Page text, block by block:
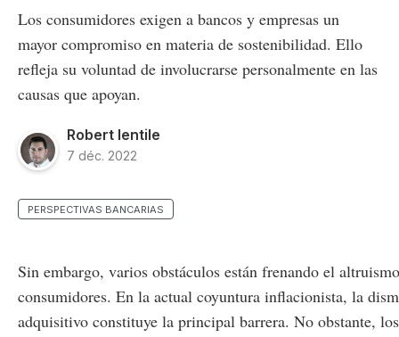
Los consumidores exigen a bancos y empresas un
mayor compromiso en materia de sostenibilidad. Ello
refleja su voluntad de involucrarse personalmente en las
causas que apoyan.
Robert Ientile
7 déc. 2022
PERSPECTIVAS BANCARIAS
Sin embargo, varios obstáculos están frenando el
consumidores. En la actual coyuntura inflacionista, la
adquisitivo constituye la principal barrera. No obstante,